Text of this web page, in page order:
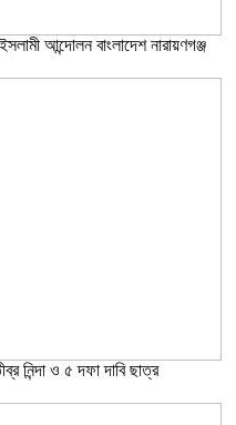
আন্দোলন বাংলাদেশ নারায়ণগঞ্জ
নিন্দা ও ৫ দফা দাবি ছাত্র